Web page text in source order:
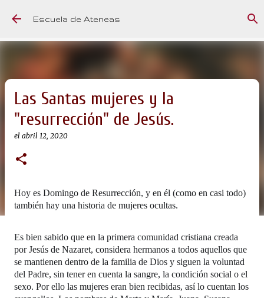
Ir al contenido principal
Escuela de Ateneas
Las Santas mujeres y la
"resurrección" de Jesús.
el abril 12, 2020
Hoy es Domingo de Resurrección, y en él (como en casi todo)
también hay una historia de mujeres ocultas.
Es bien sabido que en la primera comunidad cristiana creada
por Jesús de Nazaret, considera hermanos a todos aquellos que
se mantienen dentro de la familia de Dios y siguen la voluntad
del Padre, sin tener en cuenta la sangre, la condición social o el
sexo. Por ello las mujeres eran bien recibidas, así lo cuentan los